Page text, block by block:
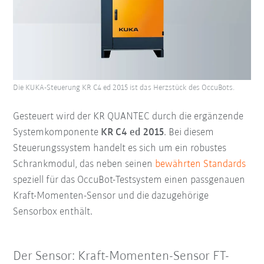
Gesteuert wird der KR QUANTEC durch die ergänzende
Systemkomponente KR C4 ed 2015. Bei diesem
Steuerungssystem handelt es sich um ein robustes
Schrankmodul, das neben seinen bewährten Standards
speziell für das OccuBot-Testsystem einen passgenauen
Kraft-Momenten-Sensor und die dazugehörige
Sensorbox enthält.
Die KUKA-Steuerung KR C4 ed 2015 ist das Herzstück des OccuBots.
Der Sensor: Kraft-Momenten-Sensor FT-